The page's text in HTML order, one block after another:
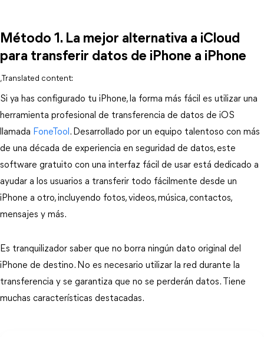
Método 1. La mejor alternativa a iCloud
para transferir datos de iPhone a iPhone
,Translated content:
Si ya has configurado tu iPhone, la forma más fácil es utilizar una
herramienta profesional de transferencia de datos de iOS
llamada FoneTool . Desarrollado por un equipo talentoso con más
de una década de experiencia en seguridad de datos, este
software gratuito con una interfaz fácil de usar está dedicado a
ayudar a los usuarios a transferir todo fácilmente desde un
iPhone a otro, incluyendo fotos, videos, música, contactos,
mensajes y más.
Es tranquilizador saber que no borra ningún dato original del
iPhone de destino. No es necesario utilizar la red durante la
transferencia y se garantiza que no se perderán datos. Tiene
muchas características destacadas.